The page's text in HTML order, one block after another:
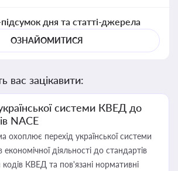
дня та статті-джерела
ОЗНАЙОМИТИСЯ
вас зацікавити:
системи КВЕД до
NACE
охоплює перехід української системи
економічної діяльності до стандартів
КВЕД та пов'язані нормативні